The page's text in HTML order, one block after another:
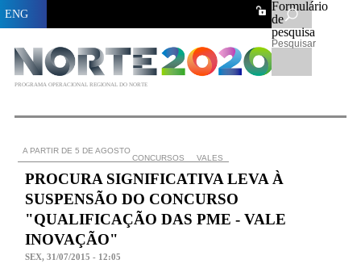
Formulário
de
pesquisa
Pesquisar
PROGRAMA OPERACIONAL REGIONAL DO NORTE
ENG
A PARTIR DE 5 DE AGOSTO
CONCURSOS
VALES
PROCURA SIGNIFICATIVA LEVA À
SUSPENSÃO DO CONCURSO
"QUALIFICAÇÃO DAS PME - VALE
INOVAÇÃO"
SEX, 31/07/2015 - 12:05